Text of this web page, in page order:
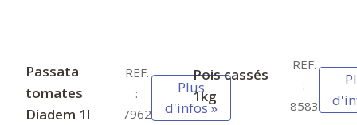
Passata
tomates
Diadem 1l
REF.
:
7962
Plus
d'infos »
Pois cassés
1kg
REF.
:
8583